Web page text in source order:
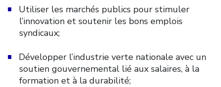
Utiliser les marchés publics pour stimuler
l’innovation et soutenir les bons emplois
syndicaux;
Développer l’industrie verte nationale avec un
soutien gouvernemental lié aux salaires, à la
formation et à la durabilité;